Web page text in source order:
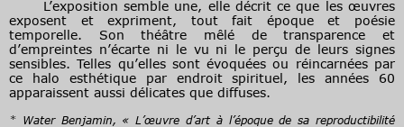
L’exposition semble une, elle décrit ce que les œuvres
exposent et expriment, tout fait époque et poésie
temporelle. Son théâtre mêlé de transparence et
d’empreintes n’écarte ni le vu ni le perçu de leurs signes
sensibles. Telles qu’elles sont évoquées ou réincarnées par
ce halo esthétique par endroit spirituel, les années 60
apparaissent aussi délicates que diffuses.
* Water Benjamin, « L’œuvre d’art à l’époque de sa reproductibilité